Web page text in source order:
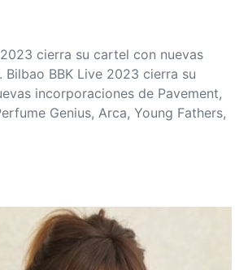
cierra su cartel con nuevas
Bilbao BBK Live 2023 cierra su
incorporaciones de Pavement,
Genius, Arca, Young Fathers,